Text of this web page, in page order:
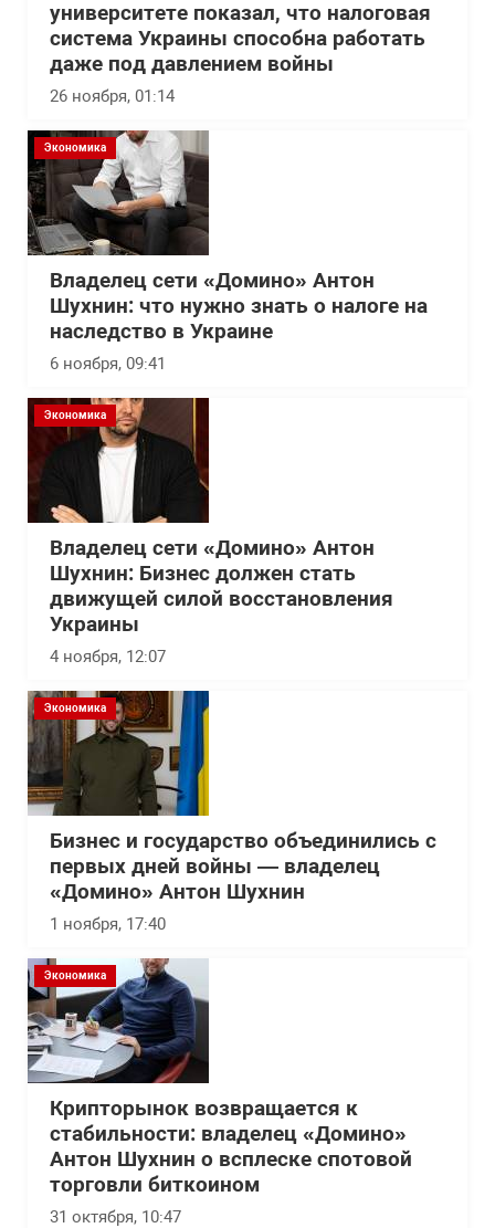
университете показал, что налоговая
система Украины способна работать
даже под давлением войны
26 ноября, 01:14
Экономика
Владелец сети «Домино» Антон
Шухнин: что нужно знать о налоге на
наследство в Украине
6 ноября, 09:41
Экономика
Владелец сети «Домино» Антон
Шухнин: Бизнес должен стать
движущей силой восстановления
Украины
4 ноября, 12:07
Экономика
Бизнес и государство объединились с
первых дней войны — владелец
«Домино» Антон Шухнин
1 ноября, 17:40
Экономика
Крипторынок возвращается к
стабильности: владелец «Домино»
Антон Шухнин о всплеске спотовой
торговли биткоином
31 октября, 10:47